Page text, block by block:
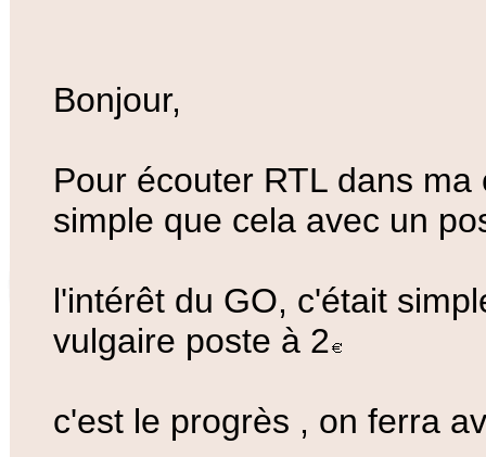
Bonjour,
Pour écouter RTL dans
simple que cela avec un
l'intérêt du GO, c'était
vulgaire poste à 2
c'est le progrès , on ferra